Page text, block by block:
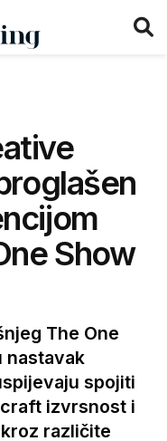
Show
The One
nastavak
spojiti
izvrsnost i
različite